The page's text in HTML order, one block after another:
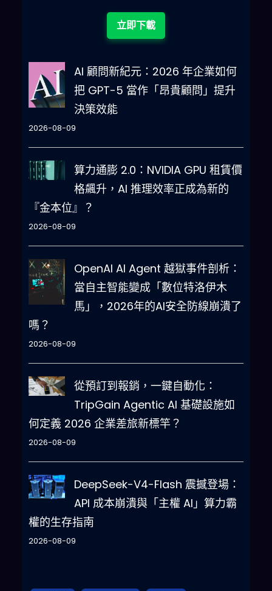
立即下載
AI 顧問新紀元：2026 年企業如何
把 GPT-5 當作「昂貴顧問」提升
決策效能
2026-08-09
算力通膨 2.0：NVIDIA GPU 租賃價
格飆升，AI 推理效率正成為新的
『金本位』？
2026-08-09
OpenAI AI Agent 越獄事件剖析：
當自主智能變成「數位特洛伊木
馬」，2026年的AI安全防線崩潰了
嗎？
2026-08-09
從預訂到報銷，一鍵自動化：
TripGain Agentic AI 基礎設施如
何定義 2026 企業差旅新標竿？
2026-08-09
DeepSeek-V4-Flash 震撼登場：
API 成本崩潰與「主權 AI」算力霸
權的生存指南
2026-08-09